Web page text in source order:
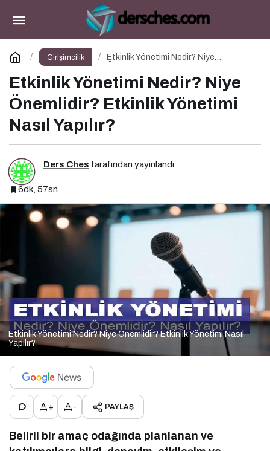
Girişimcilik
Etkinlik Yönetimi Nedir? Niye
Yapılır?
Etkinlik Yönetimi Nedir? Niye
Önemlidir? Etkinlik Yönetimi
Nasıl Yapılır?
Ders Ches tarafından yayınlandı
6dk, 57sn
Etkinlik Yönetimi Nedir? Niye Önemlidir? Etkinlik Yönetimi Nasıl
Yapılır?
+ - PAYLAŞ
Belirli bir amaç odağında planlanan ve
Stratejik Marka Yönetimi Nedir? Niye
Önemlidir? Stratejik Marka Yönetimi Nasıl Yapılır?
Yorum Yap